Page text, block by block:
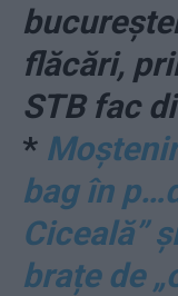
flăcări,
STB fac
*
bag în
Ciceală”
brațe de